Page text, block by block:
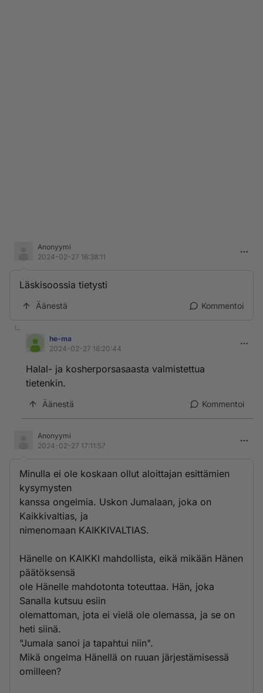
Anonyymi
2024-02-27 16:38:11
Läskisoossia tietysti
Äänestä Kommentoi
he-ma
2024-02-27 18:20:44
Halal- ja kosherporsasaasta valmistettua
tietenkin.
Äänestä Kommentoi
Anonyymi
2024-02-27 17:11:57
Minulla ei ole koskaan ollut aloittajan esittämien
kysymysten
kanssa ongelmia. Uskon Jumalaan, joka on
Kaikkivaltias, ja
nimenomaan KAIKKIVALTIAS.
Hänelle on KAIKKI mahdollista, eikä mikään Hänen
päätöksensä
ole Hänelle mahdotonta toteuttaa. Hän, joka
Sanalla kutsuu esiin
olemattoman, jota ei vielä ole olemassa, ja se on
heti siinä.
"Jumala sanoi ja tapahtui niin".
Mikä ongelma Hänellä on ruuan järjestämisessä
omilleen?